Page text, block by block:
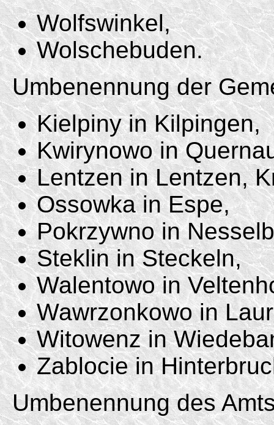
Wolfswinkel,
Wolschebuden.
Umbenennung der
Kielpiny in Kilpingen,
Kwirynowo in
Lentzen in Lentzen,
Ossowka in Espe,
Pokrzywno in
Steklin in Steckeln,
Walentowo in
Wawrzonkowo in
Witowenz in
Zablocie in
Umbenennung des